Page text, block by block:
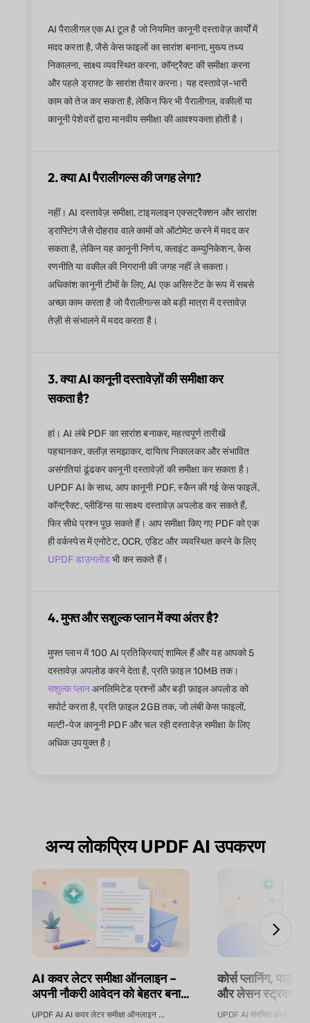
AI पैरालीगल एक AI टूल है जो नियमित कानूनी दस्तावेज़ कार्यों में
मदद करता है, जैसे केस फाइलों का सारांश बनाना, मुख्य तथ्य
निकालना, साक्ष्य व्यवस्थित करना, कॉन्ट्रैक्ट की समीक्षा करना
और पहले ड्राफ्ट के सारांश तैयार करना। यह दस्तावेज़-भारी
काम को तेज कर सकता है, लेकिन फिर भी पैरालीगल, वकीलों या
कानूनी पेशेवरों द्वारा मानवीय समीक्षा की आवश्यकता होती है।
2. क्या AI पैरालीगल्स की जगह लेगा?
नहीं। AI दस्तावेज़ समीक्षा, टाइमलाइन एक्सट्रैक्शन और सारांश
ड्राफ्टिंग जैसे दोहराव वाले कामों को ऑटोमेट करने में मदद कर
सकता है, लेकिन यह कानूनी निर्णय, क्लाइंट कम्युनिकेशन, केस
रणनीति या वकील की निगरानी की जगह नहीं ले सकता।
अधिकांश कानूनी टीमों के लिए, AI एक असिस्टेंट के रूप में सबसे
अच्छा काम करता है जो पैरालीगल्स को बड़ी मात्रा में दस्तावेज़
तेज़ी से संभालने में मदद करता है।
3. क्या AI कानूनी दस्तावेज़ों की समीक्षा कर
सकता है?
हां। AI लंबे PDF का सारांश बनाकर, महत्वपूर्ण तारीखें
पहचानकर, क्लॉज़ समझाकर, दायित्व निकालकर और संभावित
असंगतियां ढूंढकर कानूनी दस्तावेज़ों की समीक्षा कर सकता है।
UPDF AI के साथ, आप कानूनी PDF, स्कैन की गई केस फाइलें,
कॉन्ट्रैक्ट, प्लीडिंग्स या साक्ष्य दस्तावेज़ अपलोड कर सकते हैं,
फिर सीधे प्रश्न पूछ सकते हैं। आप समीक्षा किए गए PDF को एक
ही वर्कस्पेस में एनोटेट, OCR, एडिट और व्यवस्थित करने के लिए
UPDF डाउनलोडभी कर सकते हैं।
4. मुफ्त और सशुल्क प्लान में क्या अंतर है?
मुफ्त प्लान में 100 AI प्रतिक्रियाएं शामिल हैं और यह आपको 5
दस्तावेज़ अपलोड करने देता है, प्रति फ़ाइल 10MB तक।
सशुल्क प्लानअनलिमिटेड प्रश्नों और बड़ी फ़ाइल अपलोड को
सपोर्ट करता है, प्रति फ़ाइल 2GB तक, जो लंबी केस फाइलों,
मल्टी-पेज कानूनी PDF और चल रही दस्तावेज़ समीक्षा के लिए
अधिक उपयुक्त है।
अन्य लोकप्रिय UPDF AI उपकरण
AI कवर लेटर समीक्षा ऑनलाइन –
अपनी नौकरी आवेदन को बेहतर बनाएं
| UPDF AI
UPDF AI AI कवर लेटर समीक्षा ऑनलाइन ...
कोर्स प्लानिंग,
और लेसन
सिलेबस जनरेटर |
UPDF AI संरचित कोर्स